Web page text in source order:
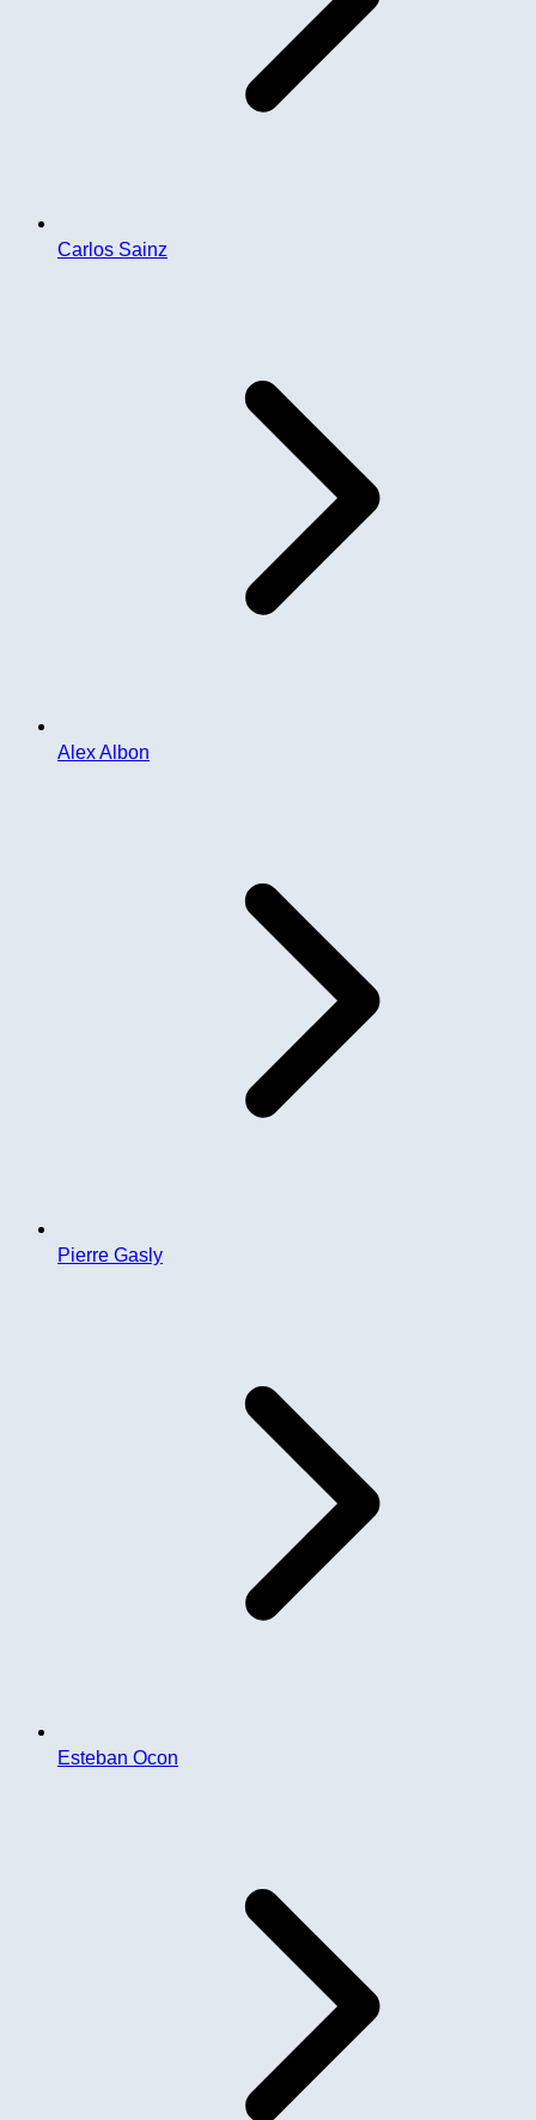
Carlos Sainz
Alex Albon
Pierre Gasly
Esteban Ocon